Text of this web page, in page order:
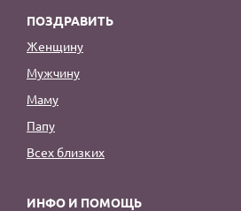
ПОЗДРАВИТЬ
Женщину
Мужчину
Маму
Папу
Всех близких
ИНФО И ПОМОЩЬ